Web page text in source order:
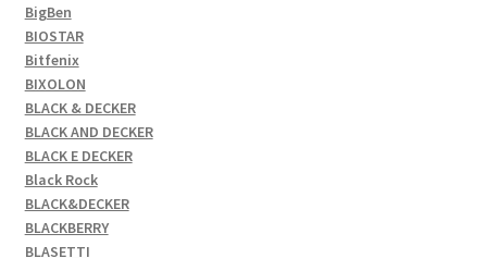
BigBen
BIOSTAR
Bitfenix
BIXOLON
BLACK & DECKER
BLACK AND DECKER
BLACK E DECKER
Black Rock
BLACK&DECKER
BLACKBERRY
BLASETTI